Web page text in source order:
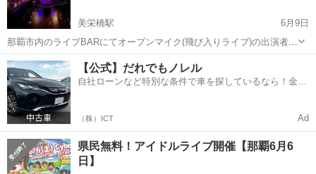
美栄橋駅
6月9日
那覇市内のライブBARにてオープンマイク(飛び入りライブ)の出演者を
募集しております！ (※ドラムセットなし) 是非お気軽にご参加下さ
い！ 演奏せず観るだけの方も大歓迎です！ よろしくお願い致します！
(※最低限の挨拶...
沖縄 那覇市 美栄橋駅 コンサート/ショー
オープンマイク
【公式】だれでもノレル
自社ローンなど特別な条件で車を探しているなら！金利
（株）ICT Ad
県民無料！アイドルライブ開催【那覇6月6
日】